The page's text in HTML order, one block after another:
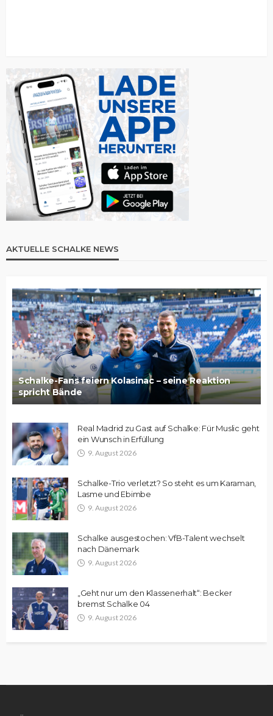
AKTUELLE SCHALKE NEWS
Schalke-Fans feiern Kolasinac – seine Reaktion
spricht Bände
Real Madrid zu Gast auf Schalke: Für Muslic geht
ein Wunsch in Erfüllung
9. August 2026
Schalke-Trio verletzt? So steht es um Karaman,
Lasme und Ebimbe
9. August 2026
Schalke ausgestochen: VfB-Talent wechselt
nach Dänemark
9. August 2026
„Geht nur um den Klassenerhalt“: Becker
bremst Schalke 04
9. August 2026